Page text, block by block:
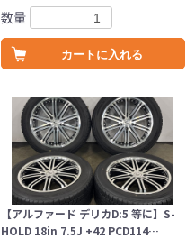
数量
カートに入れる
【アルファード デリカD:5 等に】S-
HOLD 18in 7.5J +42 PCD114…